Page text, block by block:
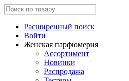
Расширенный поиск
Войти
Женская парфюмерия
Ассортимент
Новинки
Распродажа